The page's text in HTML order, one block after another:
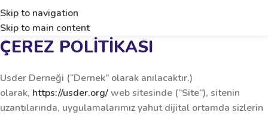
Skip to navigation
Skip to main content
ÇEREZ POLİTİKASI
Usder Derneği (“Dernek” olarak anılacaktır.)
olarak, https://usder.org/web sitesinde (“Site”), sitenin
uzantılarında, uygulamalarımız yahut dijital ortamda sizlerin